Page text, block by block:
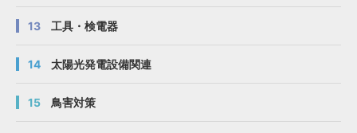
13 工具・検電器
14 太陽光発電設備関連
15 鳥害対策